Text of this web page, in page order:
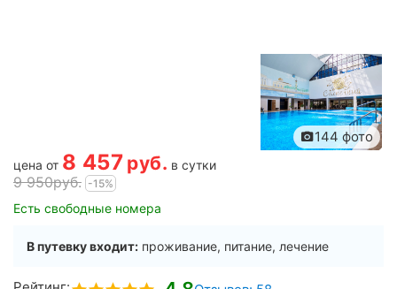
144 фото
цена от 8 457 руб. в сутки
9 950руб. -15%
Есть свободные номера
В путевку входит: проживание, питание, лечение